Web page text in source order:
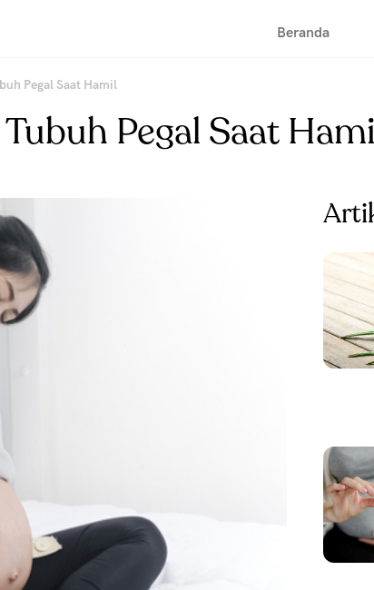
Beranda
Pegal Saat Hamil
Pegal Saat